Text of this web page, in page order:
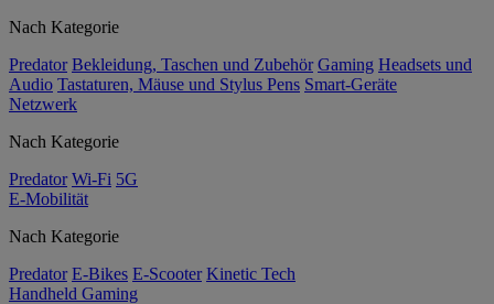
Nach Kategorie
Predator Bekleidung, Taschen und Zubehör Gaming Headsets und
Audio Tastaturen, Mäuse und Stylus Pens Smart-Geräte
Netzwerk
Nach Kategorie
Predator Wi-Fi 5G
E-Mobilität
Nach Kategorie
Predator E-Bikes E-Scooter Kinetic Tech
Handheld Gaming